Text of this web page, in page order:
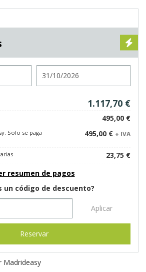
1.117,70 €
495,00 €
Solo se paga
495,00 € + IVA
23,75 €
resumen de pagos
un código de descuento?
Aplicar
Reservar
Madrideasy